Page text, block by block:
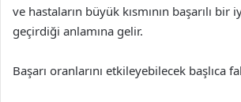
ve hastaların büyük kısmının başarılı bir
geçirdiği anlamına gelir.
Başarı oranlarını etkileyebilecek başlıca